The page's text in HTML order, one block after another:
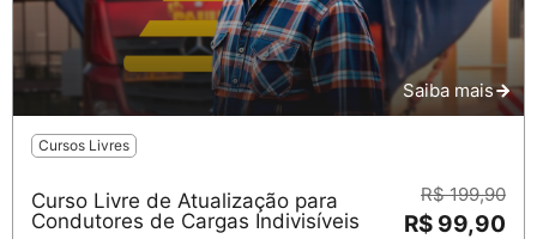
Saiba mais
Cursos Livres
Curso Livre de Atualização para
Condutores de Cargas Indivisíveis
R$ 199,90
R$ 99,90